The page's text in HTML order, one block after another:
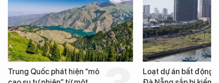
Trung Quốc phát hiện “mỏ
Loạt dự án bất động